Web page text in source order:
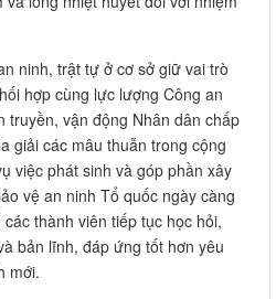
ninh, trật tự ở cơ sở giữ vai trò
hợp cùng lực lượng Công an
truyền, vận động Nhân dân chấp
giải các mâu thuẫn trong cộng
việc phát sinh và góp phần xây
vệ an ninh Tổ quốc ngày càng
thành viên tiếp tục học hỏi,
bản lĩnh, đáp ứng tốt hơn yêu
mới.